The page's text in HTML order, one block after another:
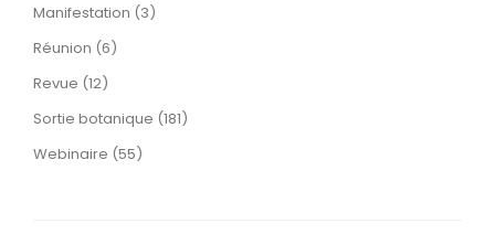
Manifestation (3)
Réunion (6)
Revue (12)
Sortie botanique (181)
Webinaire (55)